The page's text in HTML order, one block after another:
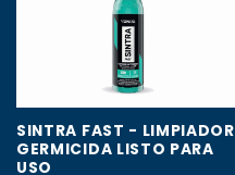
SINTRA FAST - LIMPIADOR
GERMICIDA LISTO PARA
USO